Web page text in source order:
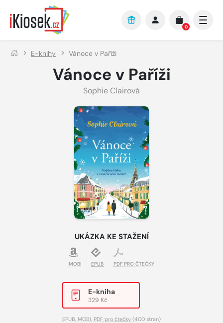
Přejít na hlavní obsah
0
E-knihy Vánoce v Paříži
Vánoce v Paříži
Sophie Clairová
UKÁZKA KE STAŽENÍ
MOBI EPUB PDF PRO ČTEČKY
E-kniha
329 Kč
EPUB MOBI PDF pro čtečky (400 stran)